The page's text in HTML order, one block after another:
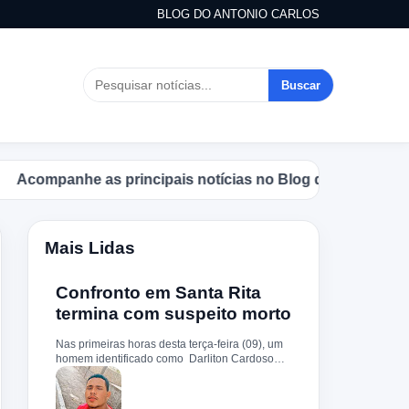
BLOG DO ANTONIO CARLOS
Buscar
as principais notícias no Blog do Antonio Carlos.
Mais Lidas
Confronto em Santa Rita
termina com suspeito morto
Nas primeiras horas desta terça-feira (09), um
homem identificado como Darliton Cardoso
Pereira morreu após confronto com a Polícia
Militar no povoado Timbotiba, zona rural de
Santa Rita. De acordo com a PM, os policiais